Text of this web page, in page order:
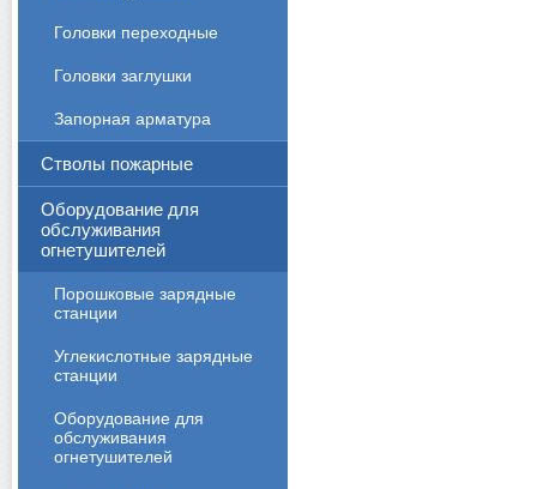
Головки переходные
Головки заглушки
Запорная арматура
Стволы пожарные
Оборудование для
обслуживания
огнетушителей
Порошковые зарядные
станции
Углекислотные зарядные
станции
Оборудование для
обслуживания
огнетушителей